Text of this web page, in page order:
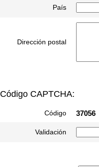
País
Dirección postal
Código CAPTCHA:
Código 37056
Validación